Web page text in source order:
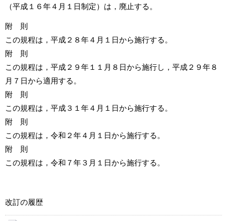
（平成１６年４月１日制定）は，廃止する。
附 則
この規程は，平成２８年４月１日から施行する。
附 則
この規程は，平成２９年１１月８日から施行し，平成２９年８
月７日から適用する。
附 則
この規程は，平成３１年４月１日から施行する。
附 則
この規程は，令和２年４月１日から施行する。
附 則
この規程は，令和７年３月１日から施行する。
改訂の履歴